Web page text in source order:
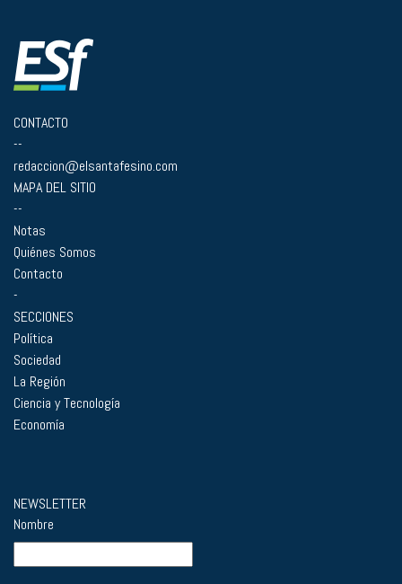
CONTACTO
--
redaccion@elsantafesino.com
MAPA DEL SITIO
--
Notas
Quiénes Somos
Contacto
-
SECCIONES
Política
Sociedad
La Región
Ciencia y Tecnología
Economía
NEWSLETTER
Nombre